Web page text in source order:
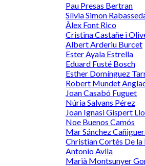
Pau Presas Bertran
Sílvia Simon
Àlex Font Rico
Cristina Castañe i
Albert Arderiu Burcet
Ester Ayala Estrella
Eduard Fusté Bosch
Esther Domínguez
Robert Mundet
Joan Casabó Fuguet
Núria Salvans Pérez
Joan Ignasi Gispert
Noe Buenos Camós
Mar Sánchez
Christian Cortés De la
Antonio Avila
Marià Montsunyer